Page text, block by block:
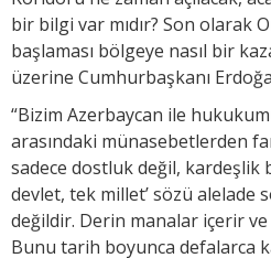
bir bilgi var mıdır? Son olarak
başlaması bölgeye nasıl bir
üzerine Cumhurbaşkanı
“Bizim Azerbaycan ile
arasındaki münasebetlerden
sadece dostluk değil, kardeşlik
devlet, tek millet’ sözü alelade
değildir. Derin manalar içerir ve
Bunu tarih boyunca defalarca